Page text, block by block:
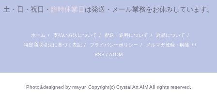
土・日・祝日・ 臨時休業日は発送・メール業務をお休みしています。
ホーム / 支払い方法について / 配送・送料について / 返品について /
特定商取引法に基づく表記 / プライバシーポリシー / メルマガ登録・解除 / /
RSS / ATOM
Photo&designed by mayur, Copyright(c) Crystal Art AIM AII rights reserved.